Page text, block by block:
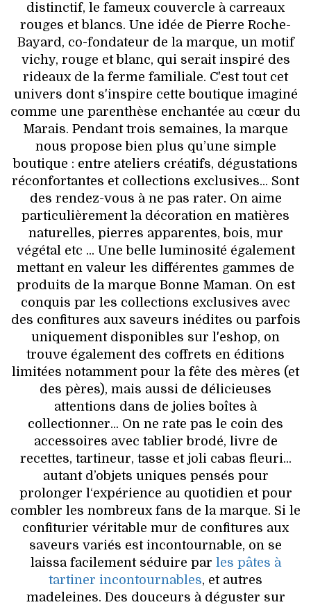
distinctif, le fameux couvercle à carreaux
rouges et blancs. Une idée de Pierre Roche-
Bayard, co-fondateur de la marque, un motif
vichy, rouge et blanc, qui serait inspiré des
rideaux de la ferme familiale. C'est tout cet
univers dont s'inspire cette boutique imaginé
comme une parenthèse enchantée au cœur du
Marais. Pendant trois semaines, la marque
nous propose bien plus qu’une simple
boutique : entre ateliers créatifs, dégustations
réconfortantes et collections exclusives... Sont
des rendez-vous à ne pas rater. On aime
particulièrement la décoration en matières
naturelles, pierres apparentes, bois, mur
végétal etc ... Une belle luminosité également
mettant en valeur les différentes gammes de
produits de la marque Bonne Maman. On est
conquis par les collections exclusives avec
des confitures aux saveurs inédites ou parfois
uniquement disponibles sur l'eshop, on
trouve également des coffrets en éditions
limitées notamment pour la fête des mères (et
des pères), mais aussi de délicieuses
attentions dans de jolies boîtes à
collectionner... On ne rate pas le coin des
accessoires avec tablier brodé, livre de
recettes, tartineur, tasse et joli cabas fleuri...
autant d’objets uniques pensés pour
prolonger l‘expérience au quotidien et pour
combler les nombreux fans de la marque. Si le
confiturier véritable mur de confitures aux
saveurs variés est incontournable, on se
laissa facilement séduire par les pâtes à
tartiner incontournables, et autres
madeleines. Des douceurs à déguster sur